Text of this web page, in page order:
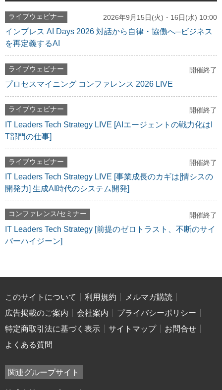
ライブウェビナー 2026年9月15日(火)・16日(水) 10:00
インプレス AI Days 2026 対話から自律・協働へ─ビジネス
を再定義するAI
ライブウェビナー 開催終了
プロセスマイニング コンファレンス 2026 LIVE
ライブウェビナー 開催終了
IT Leaders Tech Strategy LIVE [AIエージェントの戦力化はI
T部門の仕事]
ライブウェビナー 開催終了
IT Leaders Tech Strategy LIVE [事業成長のカギは[情シスの
開発力] 生成AI時代のシステム開発]
コンファレンス/セミナー 開催終了
IT Leaders Tech Strategy [前提のゼロトラスト、不断のサイ
バーハイジーン]
このサイトについて 利用規約
メルマガ購読
広告掲載のご案内
会社案内
プライバシーポリシー
特定商取引法に基づく表示
サイトマップ
お問合せ
よくある質問
関連グループサイト